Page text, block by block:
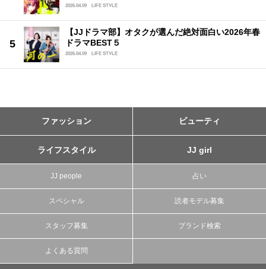
2026.04.09 LIFE STYLE
【JJドラマ部】オタクが選んだ絶対面白い2026年春
ドラマBEST５
2026.04.09 LIFE STYLE
ファッション ビューティ
ライフスタイル JJ girl
JJ people 占い
スペシャル 読者モデル募集
スタッフ募集 ブランド検索
よくある質問